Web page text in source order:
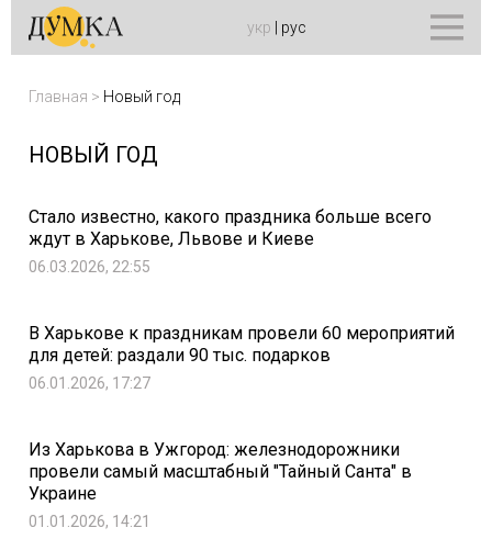
укр рус
Главная > Новый год
НОВЫЙ ГОД
Стало известно, какого праздника больше всего
ждут в Харькове, Львове и Киеве
06.03.2026, 22:55
В Харькове к праздникам провели 60 мероприятий
для детей: раздали 90 тыс. подарков
06.01.2026, 17:27
Из Харькова в Ужгород: железнодорожники
провели самый масштабный "Тайный Санта" в
Украине
01.01.2026, 14:21